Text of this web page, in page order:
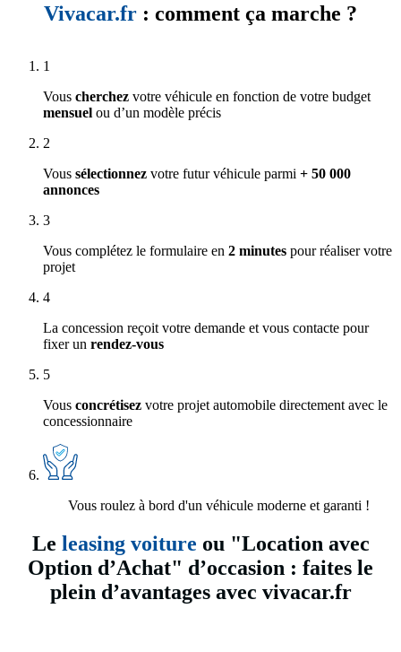
Vivacar.fr : comment ça marche ?
1
Vous cherchez votre véhicule en fonction de votre budget
mensuel ou d’un modèle précis
2
Vous sélectionnez votre futur véhicule parmi + 50 000
annonces
3
Vous complétez le formulaire en 2 minutes pour réaliser votre
projet
4
La concession reçoit votre demande et vous contacte pour
fixer un rendez-vous
5
Vous concrétisez votre projet automobile directement avec le
concessionnaire
Vous roulez à bord d'un véhicule moderne et garanti !
Le leasing voiture ou "Location avec
Option d’Achat" d’occasion : faites le
plein d’avantages avec vivacar.fr